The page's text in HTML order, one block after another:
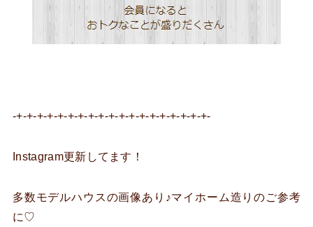
-+-+-+-+-+-+-+-+-+-+-+-+-+-+-+-+-+-+-+-
Instagram更新してます！
多数モデルハウスの画像あり♪マイホーム造りのご参考
に♡